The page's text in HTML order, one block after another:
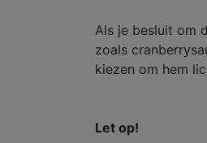
Als je besluit om
zoals
kiezen om hem
Let op!